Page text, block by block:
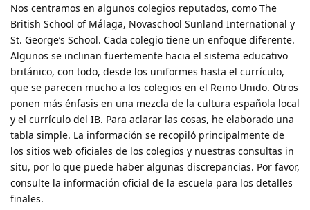
Nos centramos en algunos colegios reputados, como The
British School of Málaga, Novaschool Sunland International y
St. George’s School. Cada colegio tiene un enfoque diferente.
Algunos se inclinan fuertemente hacia el sistema educativo
británico, con todo, desde los uniformes hasta el currículo,
que se parecen mucho a los colegios en el Reino Unido. Otros
ponen más énfasis en una mezcla de la cultura española local
y el currículo del IB. Para aclarar las cosas, he elaborado una
tabla simple. La información se recopiló principalmente de
los sitios web oficiales de los colegios y nuestras consultas in
situ, por lo que puede haber algunas discrepancias. Por favor,
consulte la información oficial de la escuela para los detalles
finales.